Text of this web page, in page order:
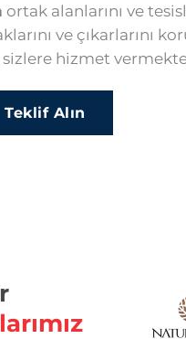
ortak alanlarını ve
ve çıkarlarını
hizmet
Teklif Alın